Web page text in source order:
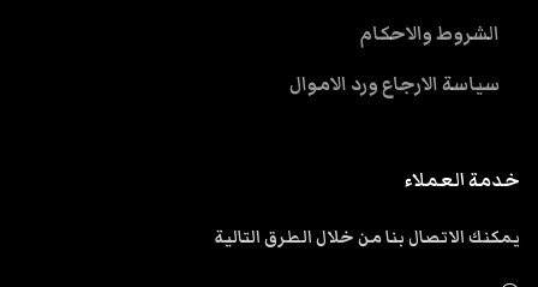
الشروط والاحكام
سياسة الارجاع ورد الاموال
خدمة العملاء
يمكنك الاتصال بنا من خلال الطرق التالية